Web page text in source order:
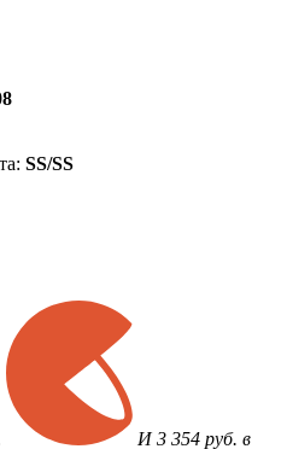
SS/SS
И 3 354 руб. в